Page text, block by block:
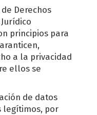
Derechos
principios para
a la privacidad
ellos se
de datos
legítimos, por